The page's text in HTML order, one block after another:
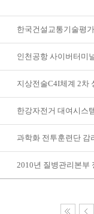
한국건설교통기술평
인천공항 사이버터미
지상전술C4I체계 2차
한강자전거 대여시스
과학화 전투훈련단 감
2010년 질병관리본부